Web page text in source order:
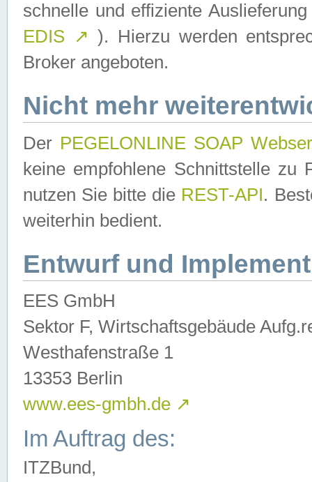
schnelle und effiziente
EDIS ↗ ). Hierzu werden
Broker angeboten.
Nicht mehr
Der PEGELONLINE SOAP
keine empfohlene Schnittstelle zu
nutzen Sie bitte die REST-API.
weiterhin bedient.
Entwurf und
EES GmbH
Sektor F, Wirtschaftsgebäude
Westhafenstraße 1
13353 Berlin
www.ees-gmbh.de ↗
Im Auftrag des:
ITZBund,